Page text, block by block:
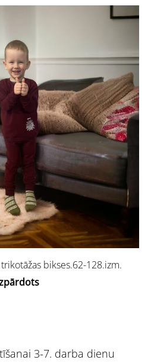
3-7. darba dienu
bikses.62-128.izm.